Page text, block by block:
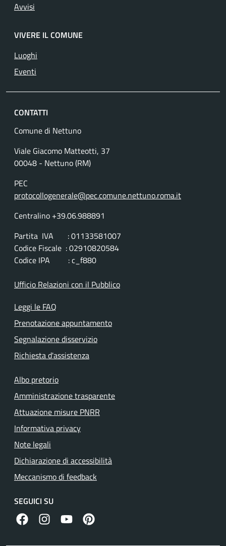
Avvisi
VIVERE IL COMUNE
Luoghi
Eventi
CONTATTI
Comune di Nettuno
Viale Giacomo Matteotti, 37
00048 - Nettuno (RM)
PEC
protocollogenerale@pec.comune.nettuno.roma.it
Centralino +39.06.988891
Partita IVA : 01133581007
Codice Fiscale : 02910820584
Codice IPA : c_f880
Ufficio Relazioni con il Pubblico
Leggi le FAQ
Prenotazione appuntamento
Segnalazione disservizio
Richiesta d'assistenza
Albo pretorio
Amministrazione trasparente
Attuazione misure PNRR
Informativa privacy
Note legali
Dichiarazione di accessibilità
Meccanismo di feedback
SEGUICI SU
facebook instagramcanale youtube
pinterest